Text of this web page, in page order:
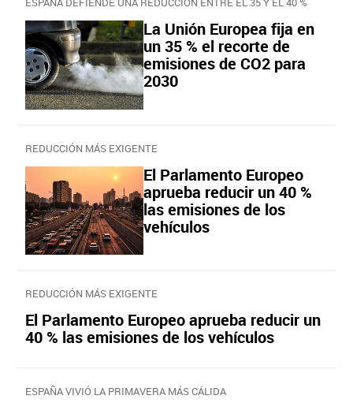
La Unión Europea fija en
un 35 % el recorte de
emisiones de CO2 para
2030
REDUCCIÓN MÁS EXIGENTE
El Parlamento Europeo
aprueba reducir un 40 %
las emisiones de los
vehículos
REDUCCIÓN MÁS EXIGENTE
El Parlamento Europeo aprueba reducir un
40 % las emisiones de los vehículos
ESPAÑA VIVIÓ LA PRIMAVERA MÁS CÁLIDA